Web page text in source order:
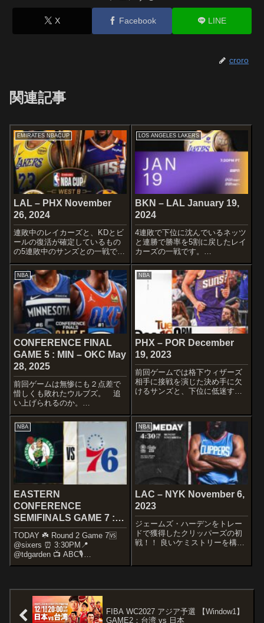
X Facebook LINE
croro
関連記事
EMIRATES NBACUP
LAL – PHX November
26, 2024
連敗中のレイカーズと、KDとビ
ールの復活が確定しているもの
の5連敗中のサンズとの一戦で
す。STARTERSLOS ANGELES
LAKERSRui HachimuraLeBron
JamesAnthony DavisCam
Reddish...
LOS ANGELES LAKERS
BKN – LAL January 19,
2024
4連敗で下位に沈んでいるネッツ
と連勝で勝率を5割に戻したレイ
カーズの一戦です。
STARTERSBROOKLYN
NETSSpencer DinwiddieMikal
BridgesDorian Finney-SmithNic
Claxton...
NBA
CONFERENCE FINAL
GAME 5 : MIN – OKC May
28, 2025
前回ゲームは無惨にも２点差で
惜しくも敗れたウルブズ。 追
い上げられるのか。
STARTERSMINNESOTA
TIMBERWOLVESMike
ConleyAnthony EdwardsJaden
McDanielsJulius Randl...
NBA
PHX – POR December
19, 2023
前回ゲームでは格下ウィザーズ
相手に接戦を演じた決め手に欠
けるサンズと、下位に低迷する
SUNSKevin DurantDevin
BookerGrayson AllenNassir L...
NBA
EASTERN
CONFERENCE
SEMIFINALS GAME 7 :
PHI – BOS May 14, 2023
TODAY ☘️ Round 2 Game 7🆚
@sixers ⏰ 3:30PM📍
@tdgarden 📺 ABC🎙️
@985TheSportsHub Small
NBA
LAC – NYK November 6,
2023
ジェームズ・ハーデンをトレー
ドで獲得したクリッパーズの初
戦！！ 良いケミストリーを構築
Leonard...
FIBA WC2027 アジア予選 【Window1】
GAME2：台湾 vs 日本